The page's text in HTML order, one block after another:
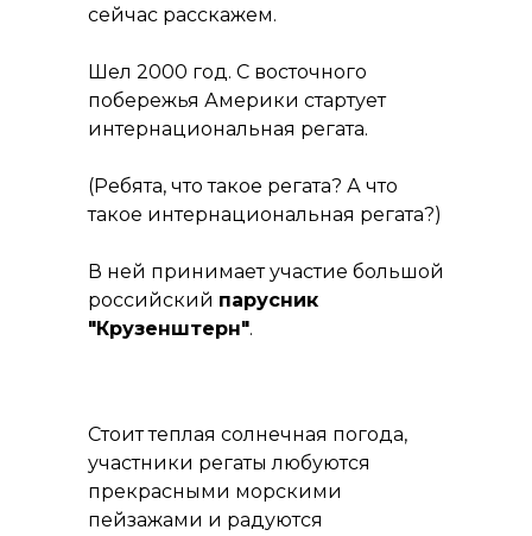
сейчас расскажем.
Шел 2000 год. С восточного
побережья Америки стартует
интернациональная регата.
(Ребята, что такое регата? А что
такое интернациональная регата?)
В ней принимает участие большой
российский парусник
"Крузенштерн".
Стоит теплая солнечная погода,
участники регаты любуются
прекрасными морскими
пейзажами и радуются